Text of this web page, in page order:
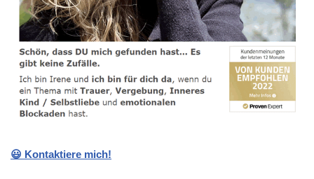
😃 Kontaktiere mich!